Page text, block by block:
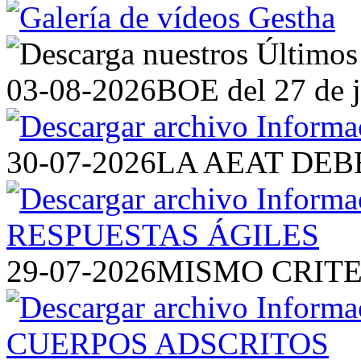
03-08-2026BOE del 27 de
30-07-2026LA AEAT
29-07-2026MISMO